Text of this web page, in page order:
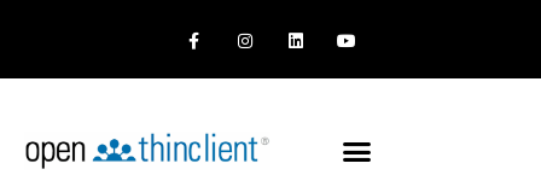
F
a
c
e
k
-
n
t
a
m
i
k
o
T